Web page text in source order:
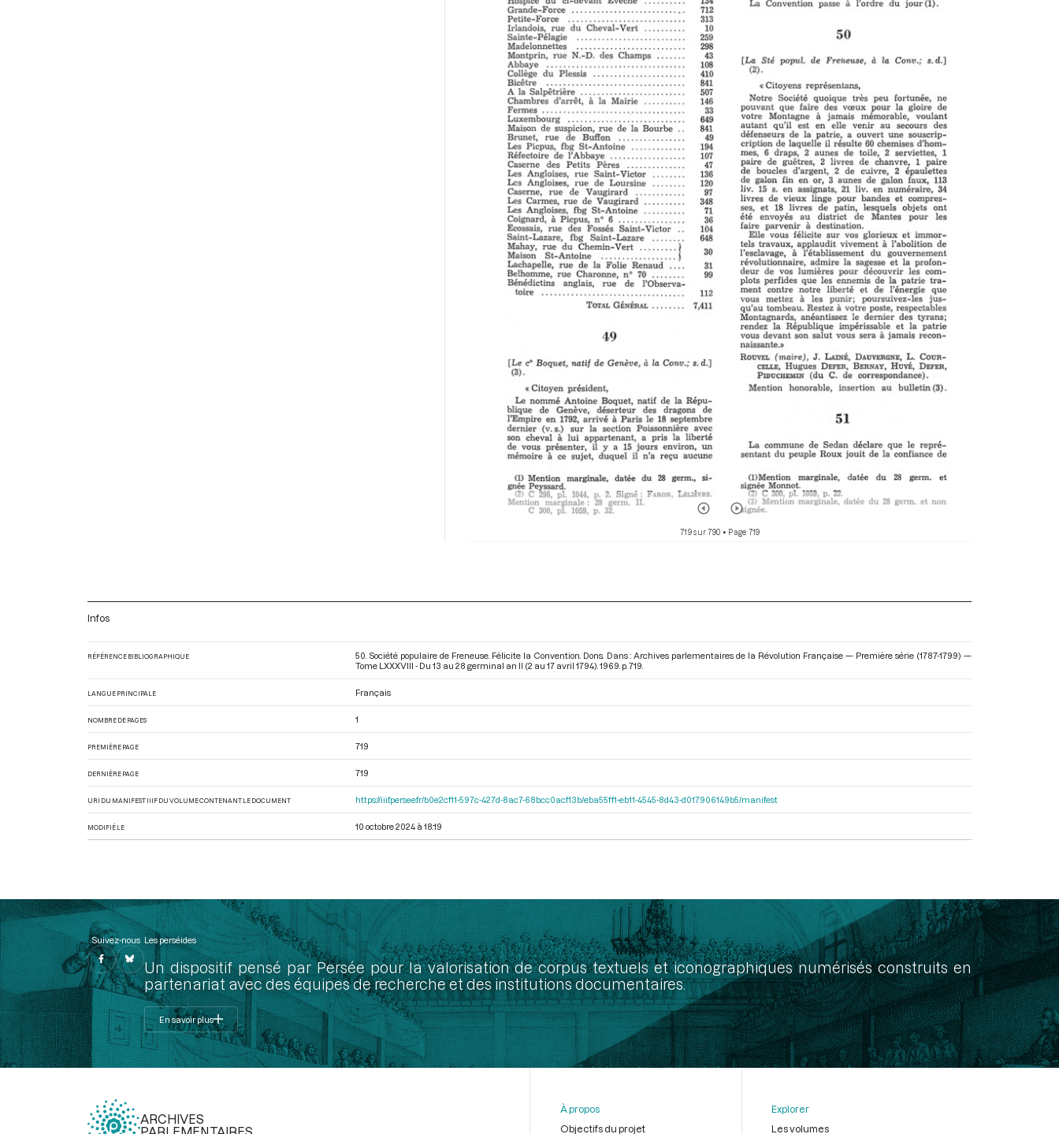
719 sur 790 • Page 719
Infos
RÉFÉRENCE BIBLIOGRAPHIQUE
50. Société populaire de Freneuse. Félicite la Convention. Dons. Dans : Archives parlementaires de la Révolution Française — Première série (1787-1799) —
Tome LXXXVIII - Du 13 au 28 germinal an II (2 au 17 avril 1794) . 1969. p. 719.
LANGUE PRINCIPALE Français
NOMBRE DE PAGES 1
PREMIÈRE PAGE 719
DERNIÈRE PAGE 719
URI DU MANIFEST IIIF DU VOLUME CONTENANT LE DOCUMENT https://iiif.persee.fr/b0e2cf11-597c-427d-8ac7-68bcc0acf13b/eba55ff1-eb11-4545-8d43-d017906149b5/manifest
MODIFIÉ LE 10 octobre 2024 à 18:19
Suivez-nous Les perséides
Un dispositif pensé par Persée pour la valorisation de corpus textuels et iconographiques numérisés construits en
partenariat avec des équipes de recherche et des institutions documentaires.
En savoir plus
ARCHIVES
À propos
Objectifs du projet
Explorer
Les volumes